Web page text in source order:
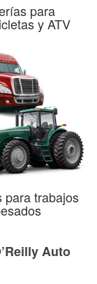
para
y ATV
para trabajos
Auto